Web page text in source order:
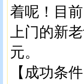
着呢！目
上门的新
元。
【成功条